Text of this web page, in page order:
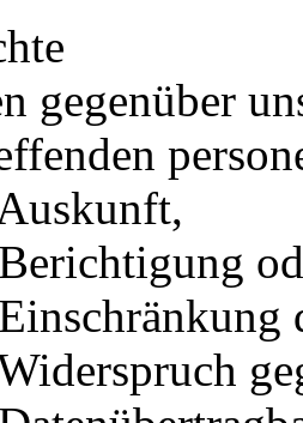
gegenüber